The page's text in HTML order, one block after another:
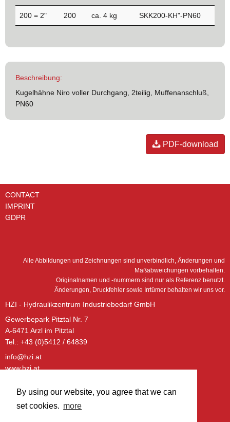
By using our website, you agree that we can
set cookies. more
200 = 2" 200 ca. 4 kg SKK200-KH"-PN60
Beschreibung:
Kugelhähne Niro voller Durchgang, 2teilig, Muffenanschluß,
PN60
PDF-download
CONTACT
IMPRINT
GDPR
Alle Abbildungen und Zeichnungen sind unverbindlich, Änderungen und
Maßabweichungen vorbehalten.
Originalnamen und -nummern sind nur als Referenz benutzt.
Änderungen, Druckfehler sowie Irrtümer behalten wir uns vor.
HZI - Hydraulikzentrum Industriebedarf GmbH
Gewerbepark Pitztal Nr. 7
A-6471 Arzl im Pitztal
Tel.: +43 (0)5412 / 64839
info@hzi.at
www.hzi.at
Montag - Donnerstag:
08:00 - 12:00 Uhr